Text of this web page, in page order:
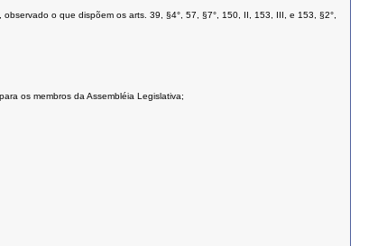
o que dispõem os arts. 39, §4°, 57, §7°, 150, II, 153, III, e 153, §2°,
os membros da Assembléia Legislativa;